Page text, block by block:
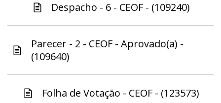
Despacho - 6 - CEOF - (109240)
Parecer - 2 - CEOF - Aprovado(a) -
(109640)
Folha de Votação - CEOF - (123573)